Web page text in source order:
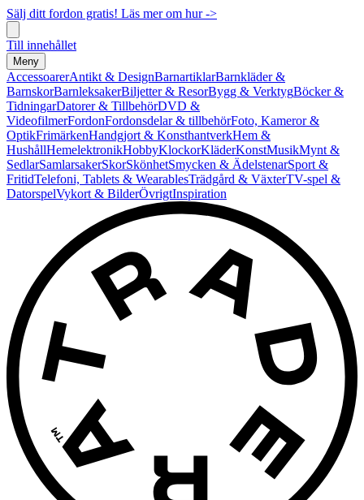
Sälj ditt fordon gratis! Läs mer om hur ->
Till innehållet
Meny
AccessoarerAntikt & DesignBarnartiklarBarnkläder &
BarnskorBarnleksakerBiljetter & ResorBygg & VerktygBöcker &
TidningarDatorer & TillbehörDVD &
VideofilmerFordonFordonsdelar & tillbehörFoto, Kameror &
OptikFrimärkenHandgjort & KonsthantverkHem &
HushållHemelektronikHobbyKlockorKläderKonstMusikMynt &
SedlarSamlarsakerSkorSkönhetSmycken & ÄdelstenarSport &
FritidTelefoni, Tablets & WearablesTrädgård & VäxterTV-spel &
DatorspelVykort & BilderÖvrigtInspiration